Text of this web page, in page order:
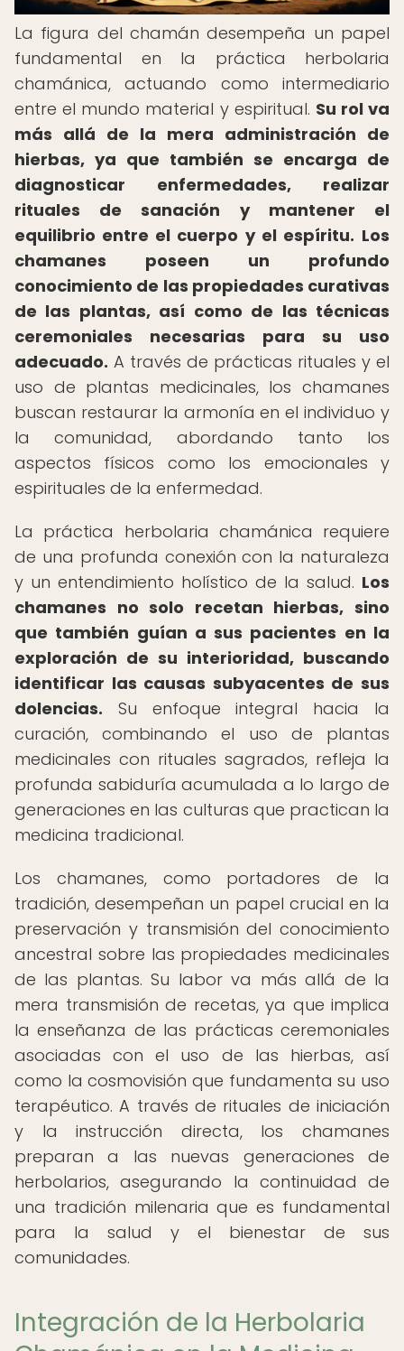
La figura del chamán desempeña un papel
fundamental en la práctica herbolaria
chamánica, actuando como intermediario
entre el mundo material y espiritual. Su rol va
más allá de la mera administración de
hierbas, ya que también se encarga de
diagnosticar enfermedades, realizar
rituales de sanación y mantener el
equilibrio entre el cuerpo y el espíritu. Los
chamanes poseen un profundo
conocimiento de las propiedades curativas
de las plantas, así como de las técnicas
ceremoniales necesarias para su uso
adecuado. A través de prácticas rituales y el
uso de plantas medicinales, los chamanes
buscan restaurar la armonía en el individuo y
la comunidad, abordando tanto los
aspectos físicos como los emocionales y
espirituales de la enfermedad.
La práctica herbolaria chamánica requiere
de una profunda conexión con la naturaleza
y un entendimiento holístico de la salud. Los
chamanes no solo recetan hierbas, sino
que también guían a sus pacientes en la
exploración de su interioridad, buscando
identificar las causas subyacentes de sus
dolencias. Su enfoque integral hacia la
curación, combinando el uso de plantas
medicinales con rituales sagrados, refleja la
profunda sabiduría acumulada a lo largo de
generaciones en las culturas que practican la
medicina tradicional.
Los chamanes, como portadores de la
tradición, desempeñan un papel crucial en la
preservación y transmisión del conocimiento
ancestral sobre las propiedades medicinales
de las plantas. Su labor va más allá de la
mera transmisión de recetas, ya que implica
la enseñanza de las prácticas ceremoniales
asociadas con el uso de las hierbas, así
como la cosmovisión que fundamenta su uso
terapéutico. A través de rituales de iniciación
y la instrucción directa, los chamanes
preparan a las nuevas generaciones de
herbolarios, asegurando la continuidad de
una tradición milenaria que es fundamental
para la salud y el bienestar de sus
comunidades.
Integración de la Herbolaria